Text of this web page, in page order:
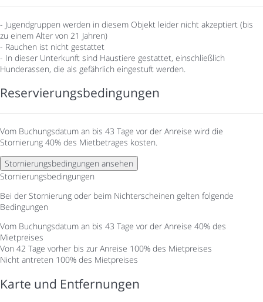
- Jugendgruppen werden in diesem Objekt leider nicht akzeptiert (bis
zu einem Alter von 21 Jahren)
- Rauchen ist nicht gestattet
- In dieser Unterkunft sind Haustiere gestattet, einschließlich
Hunderassen, die als gefährlich eingestuft werden.
Reservierungsbedingungen
Vom Buchungsdatum an bis 43 Tage vor der Anreise wird die
Stornierung 40% des Mietbetrages kosten.
Stornierungsbedingungen ansehen
Stornierungsbedingungen
Bei der Stornierung oder beim Nichterscheinen gelten folgende
Bedingungen
Vom Buchungsdatum an bis 43 Tage vor der Anreise 40% des
Mietpreises
Von 42 Tage vorher bis zur Anreise 100% des Mietpreises
Nicht antreten 100% des Mietpreises
Karte und Entfernungen